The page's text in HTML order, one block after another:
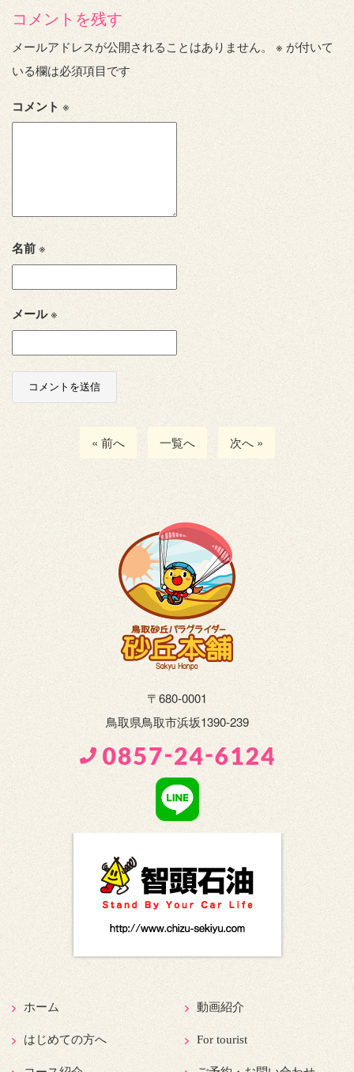
コメントを残す
メールアドレスが公開されることはありません。 ※ が付いて
いる欄は必須項目です
コメント ※
名前※
メール※
« 前へ 一覧へ 次へ »
〒680-0001
鳥取県鳥取市浜坂1390-239
ホーム
はじめての方へ
動画紹介
For tourist